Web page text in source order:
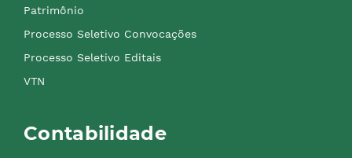
Patrimônio
Processo Seletivo Convocações
Processo Seletivo Editais
VTN
Contabilidade